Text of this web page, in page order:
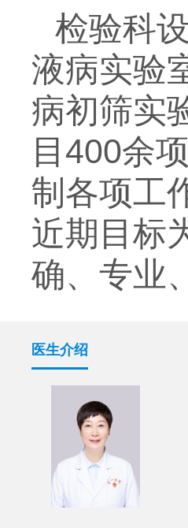
检验科
液病实验
病初筛实
目400余
制各项工
近期目标
确、专业
医生介绍